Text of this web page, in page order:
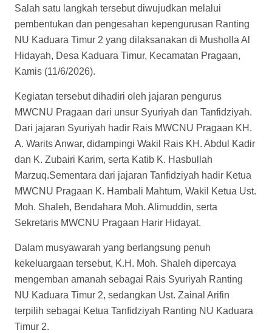
Salah satu langkah tersebut diwujudkan melalui
pembentukan dan pengesahan kepengurusan Ranting
NU Kaduara Timur 2 yang dilaksanakan di Musholla Al
Hidayah, Desa Kaduara Timur, Kecamatan Pragaan,
Kamis (11/6/2026).
Kegiatan tersebut dihadiri oleh jajaran pengurus
MWCNU Pragaan dari unsur Syuriyah dan Tanfidziyah.
Dari jajaran Syuriyah hadir Rais MWCNU Pragaan KH.
A. Warits Anwar, didampingi Wakil Rais KH. Abdul Kadir
dan K. Zubairi Karim, serta Katib K. Hasbullah
Marzuq.Sementara dari jajaran Tanfidziyah hadir Ketua
MWCNU Pragaan K. Hambali Mahtum, Wakil Ketua Ust.
Moh. Shaleh, Bendahara Moh. Alimuddin, serta
Sekretaris MWCNU Pragaan Harir Hidayat.
Dalam musyawarah yang berlangsung penuh
kekeluargaan tersebut, K.H. Moh. Shaleh dipercaya
mengemban amanah sebagai Rais Syuriyah Ranting
NU Kaduara Timur 2, sedangkan Ust. Zainal Arifin
terpilih sebagai Ketua Tanfidziyah Ranting NU Kaduara
Timur 2.